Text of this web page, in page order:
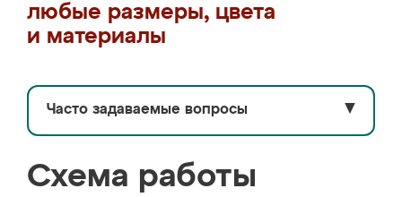
любые размеры, цвета
и материалы
Часто задаваемые вопросы ▼
Схема работы